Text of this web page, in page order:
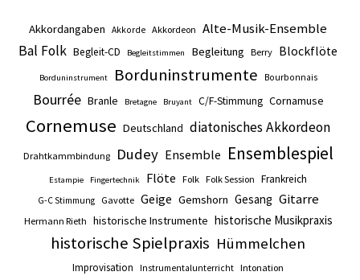
Akkordangaben Akkorde Akkordeon Alte-Musik-Ensemble
Bal Folk Begleit-CD Begleitstimmen Begleitung Berry Blockflöte
Borduninstrument Borduninstrumente Bourbonnais
Bourrée Branle Bretagne Bruyant C/F-Stimmung Cornamuse
Cornemuse Deutschland diatonisches Akkordeon
Drahtkammbindung Dudey Ensemble Ensemblespiel
Estampie Fingertechnik Flöte Folk Folk Session Frankreich
G-C Stimmung Gavotte Geige Gemshorn Gesang Gitarre
Hermann Rieth historische Instrumente historische Musikpraxis
historische Spielpraxis Hümmelchen
Improvisation Instrumentalunterricht Intonation